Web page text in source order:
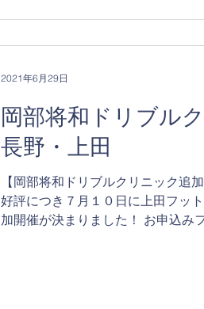
岡部将和ドリブル
長野・上田
【岡部将和ドリブルクリニック追
好評につき７月１０日に上田フッ
加開催が決まりました！ お申込み
2021年6月29日